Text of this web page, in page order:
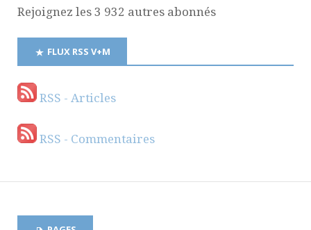
Rejoignez les 3 932 autres abonnés
FLUX RSS V+M
RSS - Articles
RSS - Commentaires